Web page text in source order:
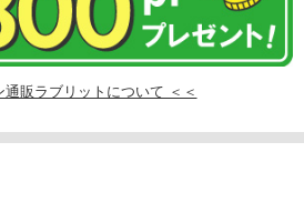
通販ラブリットについて ＜＜